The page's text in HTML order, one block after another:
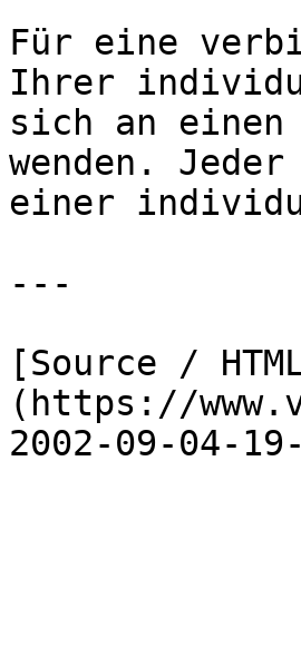
Für eine
Ihrer
sich an
wenden.
einer
---
[Source /
(https://